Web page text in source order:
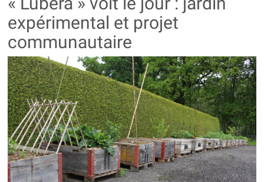
expérimental et projet
communautaire